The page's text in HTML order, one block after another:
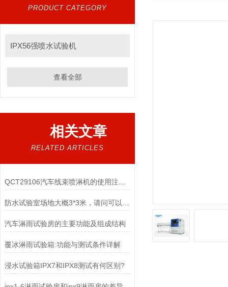
PRODUCT CATEGORY
IPX56强喷水试验机
查看全部
相关文章
RELATED ARTICLES
汽车淋雨试验房的主要功能及组成结构
覆冰淋雨试验箱:功能与测试条件详解
浸水试验箱IPX7和IPX8测试有何区别?